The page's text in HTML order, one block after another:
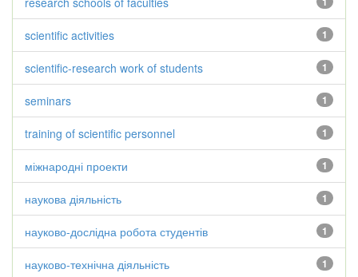
1
scientific activities
1
scientific-research work of students
1
seminars
1
training of scientific personnel
1
міжнародні проекти
1
наукова діяльність
1
науково-дослідна робота студентів
1
науково-технічна діяльність